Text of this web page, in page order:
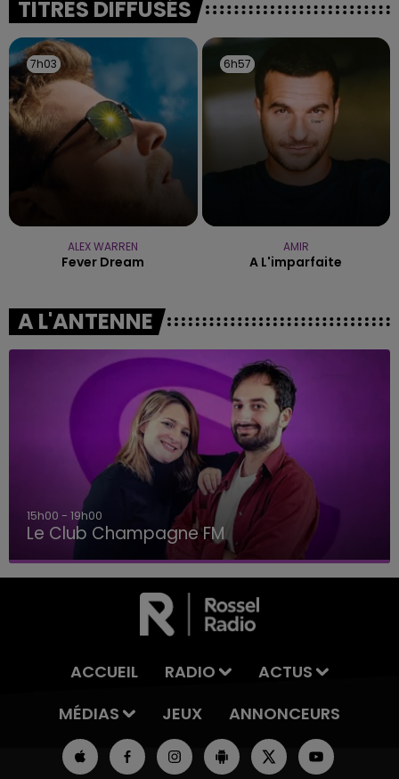
TITRES DIFFUSÉS
7h03
7h03
ALEX WARREN
Fever Dream
6h57
6h57
AMIR
A L'imparfaite
A L'ANTENNE
15h00 - 19h00
Le Club Champagne FM
ACCUEIL RADIO
ACTUS
MÉDIAS
JEUX ANNONCEURS